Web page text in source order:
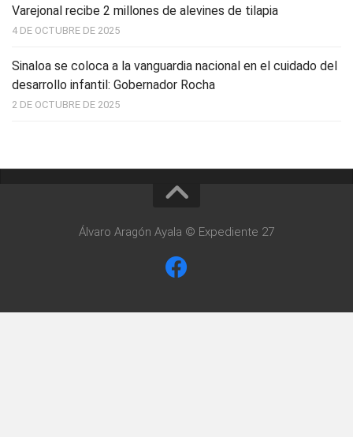
Varejonal recibe 2 millones de alevines de tilapia
4 DE OCTUBRE DE 2025
Sinaloa se coloca a la vanguardia nacional en el cuidado del
desarrollo infantil: Gobernador Rocha
2 DE OCTUBRE DE 2025
Álvaro Aragón Ayala © Expediente 27